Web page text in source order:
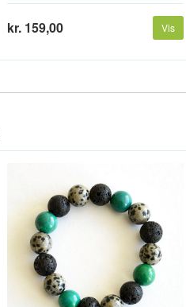
kr. 159,00 Vis